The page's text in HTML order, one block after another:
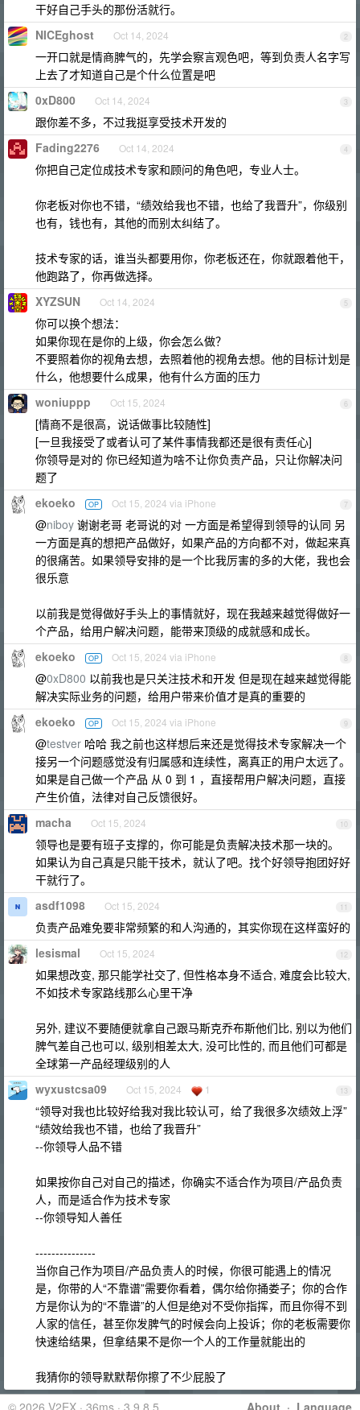
干好自己手头的那份活就行。
2
NICEghost Oct 14, 2024
一开口就是情商脾气的，先学会察言观色吧，等到负责人名字写
上去了才知道自己是个什么位置是吧
3
0xD800 Oct 14, 2024
跟你差不多，不过我挺享受技术开发的
4
Fading2276 Oct 14, 2024
你把自己定位成技术专家和顾问的角色吧，专业人士。
你老板对你也不错，“绩效给我也不错，也给了我晋升”，你级别
也有，钱也有，其他的而别太纠结了。
技术专家的话，谁当头都要用你，你老板还在，你就跟着他干，
他跑路了，你再做选择。
5
XYZSUN Oct 14, 2024
你可以换个想法：
如果你现在是你的上级，你会怎么做？
不要照着你的视角去想，去照着他的视角去想。他的目标计划是
什么，他想要什么成果，他有什么方面的压力
6
woniuppp Oct 15, 2024
[情商不是很高，说话做事比较随性]
[一旦我接受了或者认可了某件事情我都还是很有责任心]
你领导是对的 你已经知道为啥不让你负责产品，只让你解决问
题了
7
ekoeko OP Oct 15, 2024 via iPhone
@niboy 谢谢老哥 老哥说的对 一方面是希望得到领导的认同 另
一方面是真的想把产品做好，如果产品的方向都不对，做起来真
的很痛苦。如果领导安排的是一个比我厉害的多的大佬，我也会
很乐意
以前我是觉得做好手头上的事情就好，现在我越来越觉得做好一
个产品，给用户解决问题，能带来顶级的成就感和成长。
8
ekoeko OP Oct 15, 2024 via iPhone
@0xD800 以前我也是只关注技术和开发 但是现在越来越觉得能
解决实际业务的问题，给用户带来价值才是真的重要的
9
ekoeko OP Oct 15, 2024 via iPhone
@testver 哈哈 我之前也这样想后来还是觉得技术专家解决一个
接另一个问题感觉没有归属感和连续性，离真正的用户太远了。
如果是自己做一个产品 从 0 到 1 ，直接帮用户解决问题，直接
产生价值，法律对自己反馈很好。
10
macha Oct 15, 2024
领导也是要有班子支撑的，你可能是负责解决技术那一块的。
如果认为自己真是只能干技术，就认了吧。找个好领导抱团好好
干就行了。
11
asdf1098 Oct 15, 2024
负责产品难免要非常频繁的和人沟通的，其实你现在这样蛮好的
12
lesismal Oct 15, 2024
如果想改变, 那只能学社交了, 但性格本身不适合, 难度会比较大,
不如技术专家路线那么心里干净
另外, 建议不要随便就拿自己跟马斯克乔布斯他们比, 别以为他们
脾气差自己也可以, 级别相差太大, 没可比性的, 而且他们可都是
全球第一产品经理级别的人
13
wyxustcsa09 Oct 15, 2024 1
“领导对我也比较好给我对我比较认可，给了我很多次绩效上浮”
“绩效给我也不错，也给了我晋升”
--你领导人品不错
如果按你自己对自己的描述，你确实不适合作为项目/产品负责
人，而是适合作为技术专家
--你领导知人善任
---------------
当你自己作为项目/产品负责人的时候，你很可能遇上的情况
是，你带的人“不靠谱”需要你看着，偶尔给你捅娄子；你的合作
方是你认为的“不靠谱”的人但是绝对不受你指挥，而且你得不到
人家的信任，甚至你发脾气的时候会向上投诉；你的老板需要你
快速给结果，但拿结果不是你一个人的工作量就能出的
我猜你的领导默默帮你擦了不少屁股了
About · Language
© 2026 V2EX · 36ms · 3.9.8.5